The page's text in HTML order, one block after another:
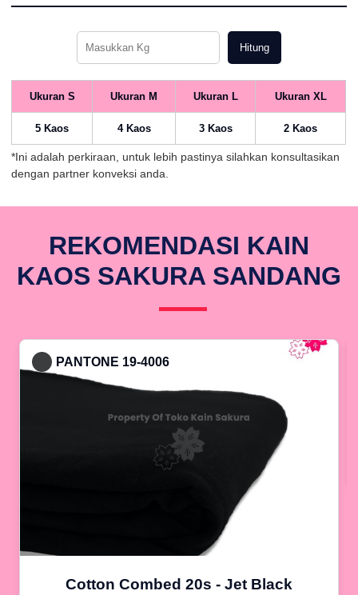
Hitung
Ukuran S Ukuran M Ukuran L Ukuran XL
5 Kaos 4 Kaos 3 Kaos 2 Kaos
*Ini adalah perkiraan, untuk lebih pastinya silahkan konsultasikan
dengan partner konveksi anda.
REKOMENDASI KAIN
KAOS SAKURA SANDANG
PANTONE 19-4006
Cotton Combed 20s - Jet Black